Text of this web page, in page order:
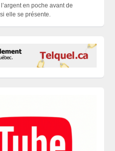
en poche avant de
si elle seprésente.